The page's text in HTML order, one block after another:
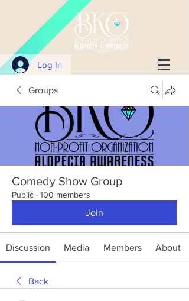
Log In
Groups
Comedy Show Group
Public · 100 members
Join
Discussion Media Members About
Back